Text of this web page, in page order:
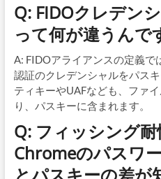
Q: FIDOクレデン
って何が違うんで
A: FIDOアライアンスの定義で
認証のクレデンシャルをパス
ティキーやUAFなども、ファ
り、パスキーに含まれます。
Q: フィッシング
Chromeのパスワ